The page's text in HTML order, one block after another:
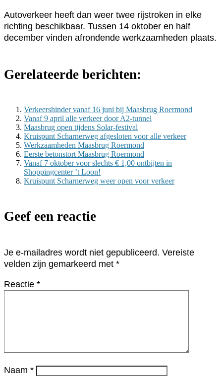
Autoverkeer heeft dan weer twee rijstroken in elke
richting beschikbaar. Tussen 14 oktober en half
december vinden afrondende werkzaamheden plaats.
Gerelateerde berichten:
Verkeershinder vanaf 16 juni bij Maasbrug Roermond
Vanaf 9 april alle verkeer door A2-tunnel
Maasbrug open tijdens Solar-festival
Kruispunt Scharnerweg afgesloten voor alle verkeer
Werkzaamheden Maasbrug Roermond
Eerste betonstort Maasbrug Roermond
Vanaf 7 oktober voor slechts € 1,00 ontbijten in
Shoppingcenter ’t Loon!
Kruispunt Scharnerweg weer open voor verkeer
Geef een reactie
Je e-mailadres wordt niet gepubliceerd. Vereiste
velden zijn gemarkeerd met *
Reactie *
Naam *